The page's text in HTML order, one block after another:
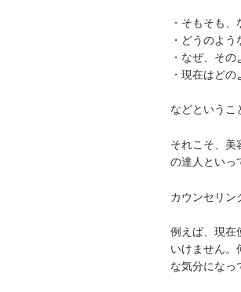
・そもそも
・どうのよ
・なぜ、そ
・現在はど
などというこ
それこそ、美
の達人といっ
カウンセリン
例えば、現在
いけません。
な気分になっ